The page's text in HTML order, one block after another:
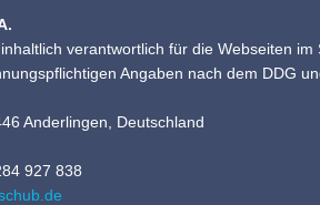
verantwortlich für die Webseiten im
Angaben nach dem DDG
Anderlingen, Deutschland
927 838